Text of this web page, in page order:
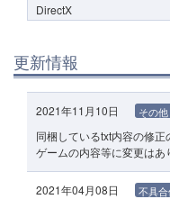
DirectX
更新情報
2021年11月10日 その他
同梱しているtxt内容の修
ゲームの内容等に変更はあ
2021年04月08日 不具